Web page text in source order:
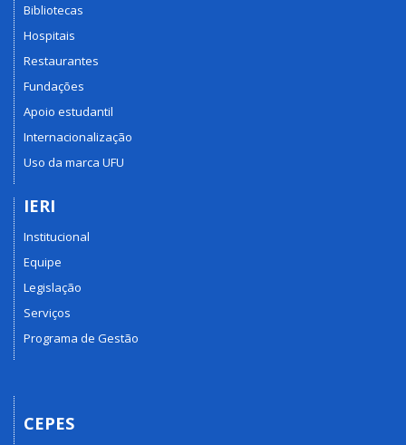
Bibliotecas
Hospitais
Restaurantes
Fundações
Apoio estudantil
Internacionalização
Uso da marca UFU
IERI
Institucional
Equipe
Legislação
Serviços
Programa de Gestão
CEPES